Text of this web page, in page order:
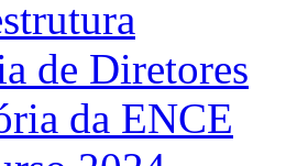
de Diretores
da ENCE